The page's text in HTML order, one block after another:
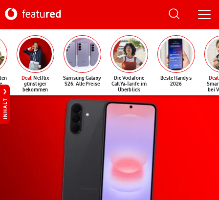
Deal: Netflix
günstiger
bekommen
Samsung Galaxy
S26: Alle Preise
Die Vodafone
CallYa-Tarife im
Überblick
Beste Handys
2026
Deal
bei
INHALT